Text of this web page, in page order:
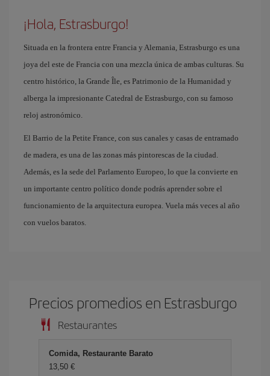
¡Hola, Estrasburgo!
Situada en la frontera entre Francia y Alemania, Estrasburgo es una
joya del este de Francia con una mezcla única de ambas culturas. Su
centro histórico, la Grande Île, es Patrimonio de la Humanidad y
alberga la impresionante Catedral de Estrasburgo, con su famoso
reloj astronómico.
El Barrio de la Petite France, con sus canales y casas de entramado
de madera, es una de las zonas más pintorescas de la ciudad.
Además, es la sede del Parlamento Europeo, lo que la convierte en
un importante centro político donde podrás aprender sobre el
funcionamiento de la arquitectura europea. Vuela más veces al año
con vuelos baratos.
Precios promedios en Estrasburgo
Restaurantes
Comida, Restaurante Barato
13,50 €